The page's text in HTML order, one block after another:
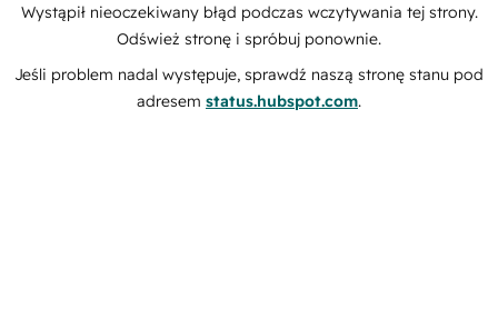
Wystąpił nieoczekiwany błąd podczas wczytywania tej strony.
Odśwież stronę i spróbuj ponownie.
Jeśli problem nadal występuje, sprawdź naszą stronę stanu pod
adresem status.hubspot.com.